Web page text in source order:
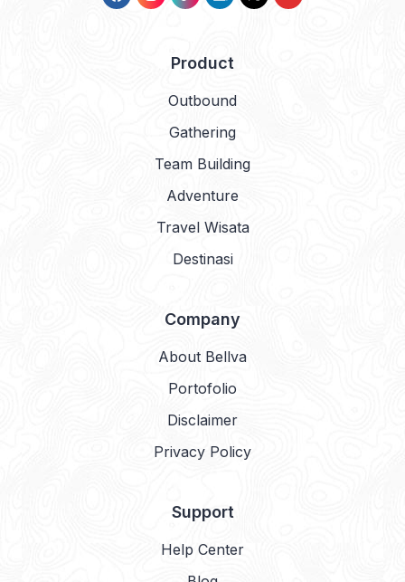
Product
Outbound
Gathering
Team Building
Adventure
Travel Wisata
Destinasi
Company
About Bellva
Portofolio
Disclaimer
Privacy Policy
Support
Help Center